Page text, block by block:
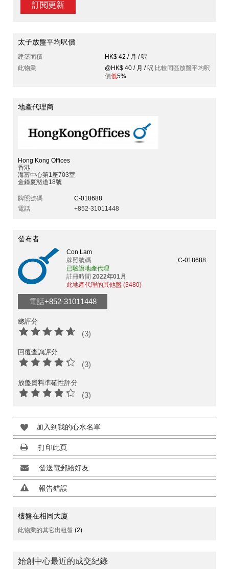
訂閱更新
太子放盤平均呎價
建築面積
HK$ 42 / 月 / 呎
此物業
@HK$ 40 / 月 / 呎 比較同區放盤平均呎
價低5%
地產代理商
Hong Kong Offices
香港
海富中心第1座703室
金鐘夏慤道18號
牌照號碼
C-018688
電話
+852-31011448
發布者
Con Lam
牌照號碼
C-018688
已驗證地產代理
註冊時間 2022年01月
此地產代理的其他盤 (3480)
電話+852-31011448
總評分
(3)
回覆查詢評分
(3)
放盤資料準確性評分
(3)
加入到我的心水名單
打印此頁
發送電郵給好友
報告錯誤
樓盤在相同大廈
此物業的其它出租盤 (2)
始創中心最近的成交紀錄